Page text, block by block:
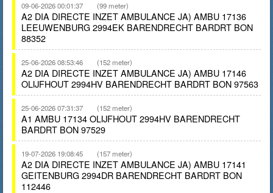
09-06-2026 00:01:37 (99 meter)
A2 DIA DIRECTE INZET AMBULANCE JA) AMBU 17136
LEEUWENBURG 2994EK BARENDRECHT BARDRT BON
88352
25-06-2026 08:53:46 (152 meter)
A2 DIA DIRECTE INZET AMBULANCE JA) AMBU 17146
OLIJFHOUT 2994HV BARENDRECHT BARDRT BON 97563
25-06-2026 07:31:37 (152 meter)
A1 AMBU 17134 OLIJFHOUT 2994HV BARENDRECHT
BARDRT BON 97529
19-07-2026 19:08:45 (157 meter)
A2 DIA DIRECTE INZET AMBULANCE JA) AMBU 17141
GEITENBURG 2994DR BARENDRECHT BARDRT BON
112446